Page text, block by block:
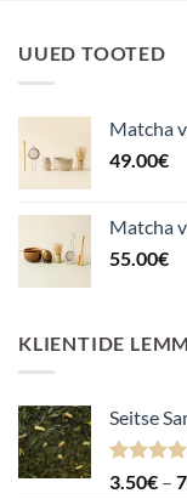
UUED TOOTED
Matcha
49.00€
Matcha
55.00€
KLIENTIDE
Seitse
3.50€ –